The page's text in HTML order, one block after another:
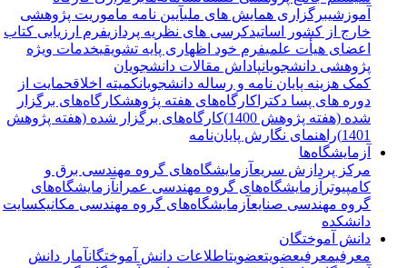
آموزشیبرگزاری همایش های ملیآیین نامه ماموریت پژوهشی
خارج از کشور اساتیدکرسی های نظریه پردازیفرم ارزیابی کتاب
اعضای هیأت علمیفرم خود اظهاری پایه تشویقیخدمات ویژه
پژوهشی دانشجویانپاداش مقالات دانشجویان
کمک هزینه پایان نامه و رساله دانشجویانکمیته اخلاقحمایت از
دوره های پسا دکتراکارگاه‌های هفته پژوهشکارگاه‌های برگزار
شده (هفته پژوهش 1400)
کارگاه‌های برگزار شده (هفته پژوهش
1401) راهنمای نگارش پایان‌نامه
آزمایشگاه‌ها
مرکز پردازش سریعآزمایشگاه‌های گروه مهندسی برق و
کامپیوترآزمایشگاه‌های گروه مهندسی عمران آزمایشگاه‌های
گروه مهندسی صنایعآزمایشگاه‌های گروه مهندسی مکانیکسایت
دانشکده
دانش آموختگان
معرفیمعرفیعضویتعضویتاطلاعات دانش آموختگانآمار دانش